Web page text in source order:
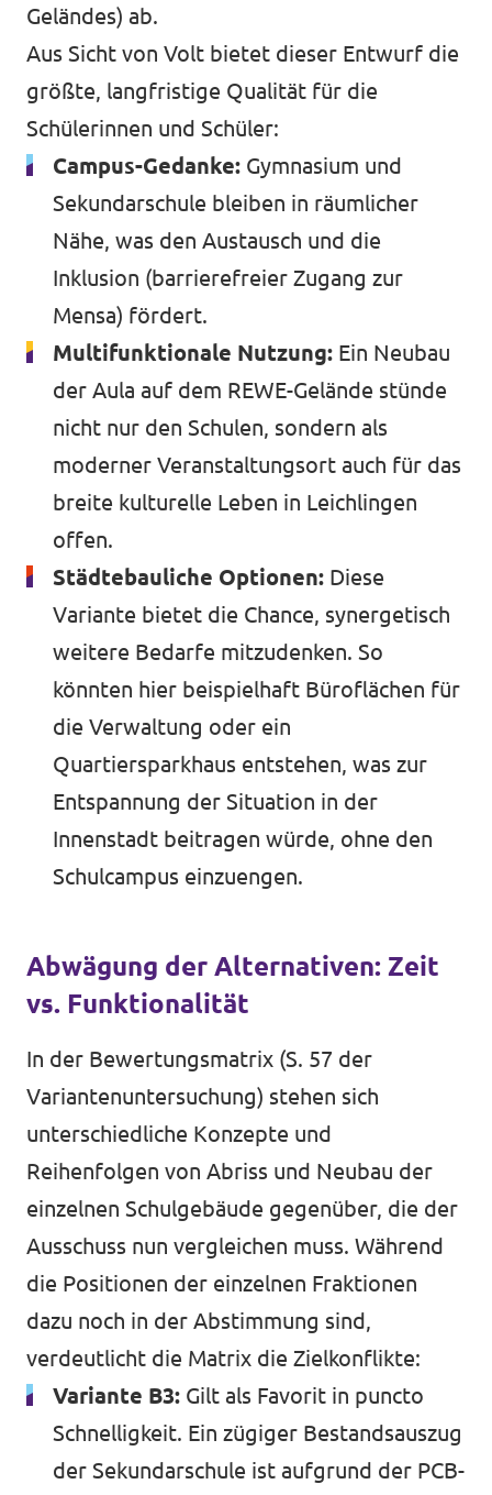
Geländes) ab.
Aus Sicht von Volt bietet dieser Entwurf die
größte, langfristige Qualität für die
Schülerinnen und Schüler:
Campus-Gedanke: Gymnasium und
Sekundarschule bleiben in räumlicher
Nähe, was den Austausch und die
Inklusion (barrierefreier Zugang zur
Mensa) fördert.
Multifunktionale Nutzung: Ein Neubau
der Aula auf dem REWE-Gelände stünde
nicht nur den Schulen, sondern als
moderner Veranstaltungsort auch für das
breite kulturelle Leben in Leichlingen
offen.
Städtebauliche Optionen: Diese
Variante bietet die Chance, synergetisch
weitere Bedarfe mitzudenken. So
könnten hier beispielhaft Büroflächen für
die Verwaltung oder ein
Quartiersparkhaus entstehen, was zur
Entspannung der Situation in der
Innenstadt beitragen würde, ohne den
Schulcampus einzuengen.
Abwägung der Alternativen: Zeit
vs. Funktionalität
In der Bewertungsmatrix (S. 57 der
Variantenuntersuchung) stehen sich
unterschiedliche Konzepte und
Reihenfolgen von Abriss und Neubau der
einzelnen Schulgebäude gegenüber, die der
Ausschuss nun vergleichen muss. Während
die Positionen der einzelnen Fraktionen
dazu noch in der Abstimmung sind,
verdeutlicht die Matrix die Zielkonflikte:
Variante B3: Gilt als Favorit in puncto
Schnelligkeit. Ein zügiger Bestandsauszug
der Sekundarschule ist aufgrund der PCB-